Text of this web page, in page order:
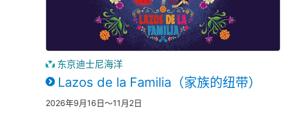
东京迪士尼海洋
Lazos de la Familia（家族的纽带）
2026年9月16日～11月2日